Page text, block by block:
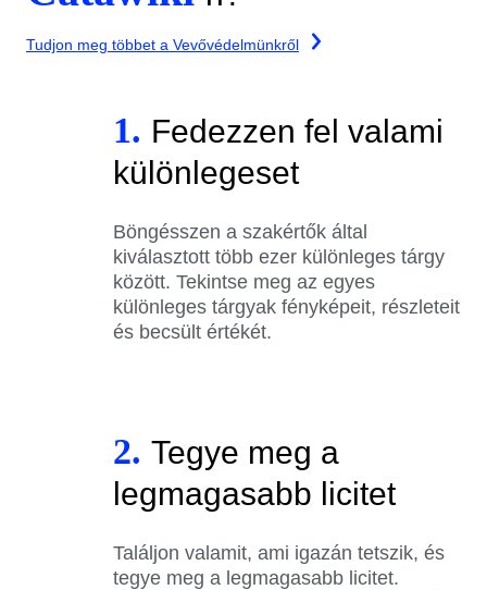
Tudjon meg többet a Vevővédelmünkről
1. Fedezzen fel valami
különlegeset
Böngésszen a szakértők által
kiválasztott több ezer különleges tárgy
között. Tekintse meg az egyes
különleges tárgyak fényképeit, részleteit
és becsült értékét.
2. Tegye meg a
legmagasabb licitet
Találjon valamit, ami igazán tetszik, és
tegye meg a legmagasabb licitet.